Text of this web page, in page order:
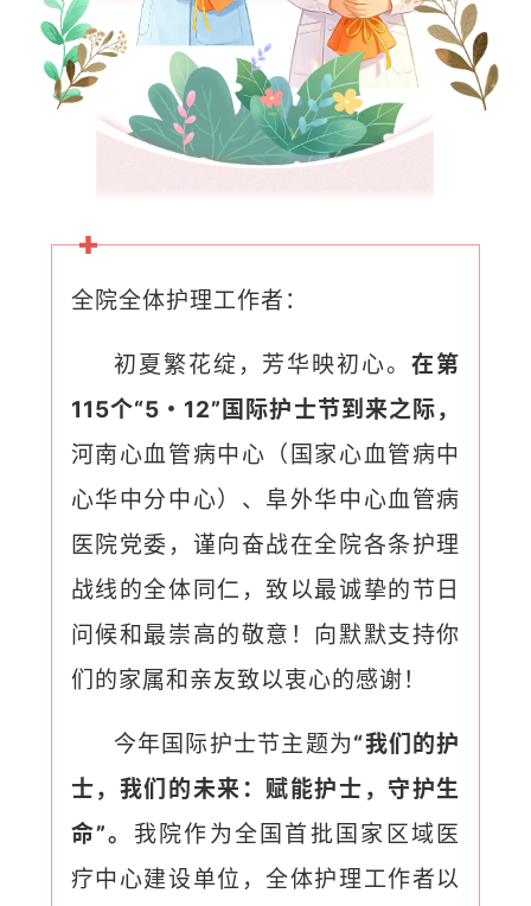
全院全体护理工作者：
初夏繁花绽，芳华映初心。在第
115个“5・12”国际护士节到来之际，
河南心血管病中心（国家心血管病中
心华中分中心）、阜外华中心血管病
医院党委，谨向奋战在全院各条护理
战线的全体同仁，致以最诚挚的节日
问候和最崇高的敬意！向默默支持你
们的家属和亲友致以衷心的感谢！
今年国际护士节主题为“我们的护
士，我们的未来：赋能护士，守护生
命”。 我院作为全国首批国家区域医
疗中心建设单位，全体护理工作者以